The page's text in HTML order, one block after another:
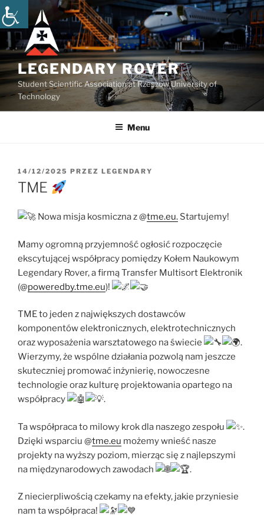
Przejdź
do
treści
LEGENDARY ROVER
Student Scientific Association at Rzeszow University of
Technology
Menu
OPUBLIKOWANE
W
14/12/2025 PRZEZ LEGENDARY
TME
Nowa misja kosmiczna z @tme.eu. Startujemy!
Mamy ogromną przyjemność ogłosić rozpoczęcie
ekscytującej współpracy pomiędzy Kołem Naukowym
Legendary Rover, a firmąTransfer Multisort Elektronik
(@poweredby.tme.eu)!
TME to jeden z największych dostawców
komponentów elektronicznych, elektrotechnicznych
oraz wyposażenia warsztatowego na świecie
.
Wierzymy, że wspólne działania pozwolą nam jeszcze
skuteczniej promować inżynierię, nowoczesne
technologie oraz kulturę projektowania opartego na
współpracy
.
Ta współpraca to milowy krok dla naszego zespołu
.
Dzięki wsparciu @tme.eu możemy wnieść nasze
projekty na wyższy poziom, mierząc się z najlepszymi
na międzynarodowych zawodach
.
Z niecierpliwością czekamy na efekty, jakie przyniesie
nam ta współpraca!